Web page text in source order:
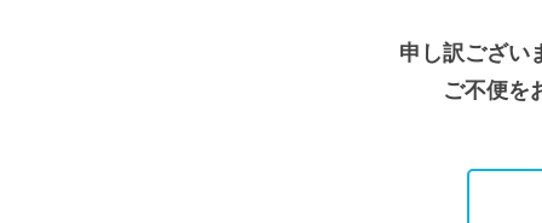
申し訳ござい
ご不便を